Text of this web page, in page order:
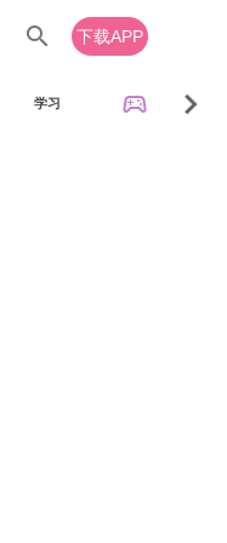
search 下载APP
学习 sports_esports chevron_right